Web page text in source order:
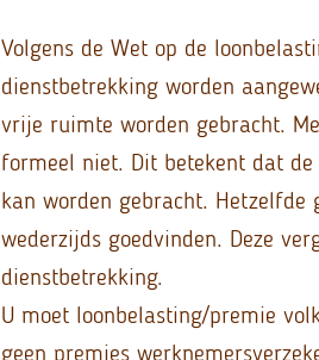
Volgens de Wet op de
dienstbetrekking worden
vrije ruimte worden gebracht.
formeel niet. Dit betekent dat
kan worden gebracht.
wederzijds goedvinden. Deze
dienstbetrekking.
U moet loonbelasting/premie
geen premies